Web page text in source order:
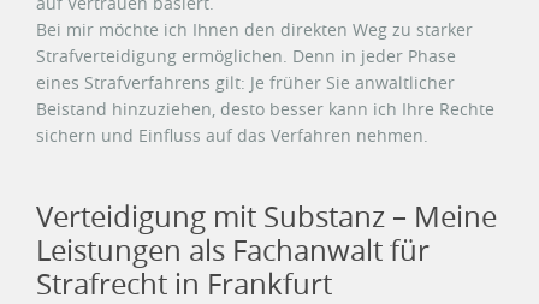
Bei mir möchte ich Ihnen den direkten Weg zu starker
Strafverteidigung ermöglichen. Denn in jeder Phase
eines Strafverfahrens gilt: Je früher Sie anwaltlicher
Beistand hinzuziehen, desto besser kann ich Ihre Rechte
sichern und Einfluss auf das Verfahren nehmen.
Verteidigung mit Substanz – Meine
Leistungen als Fachanwalt für
Strafrecht in Frankfurt